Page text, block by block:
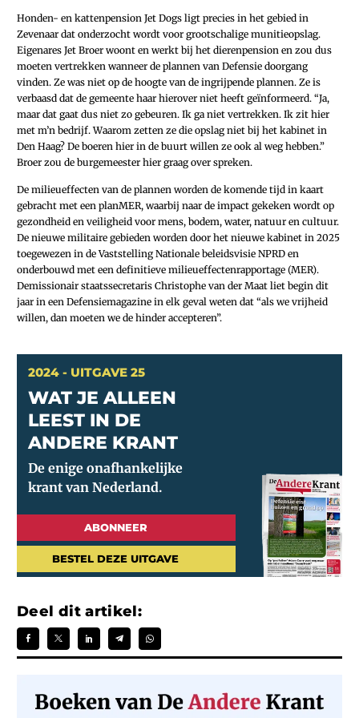
Honden- en kattenpension Jet Dogs ligt precies in het gebied in
Zevenaar dat onderzocht wordt voor grootschalige munitieopslag.
Eigenares Jet Broer woont en werkt bij het dierenpension en zou dus
moeten vertrekken wanneer de plannen van Defensie doorgang
vinden. Ze was niet op de hoogte van de ingrijpende plannen. Ze is
verbaasd dat de gemeente haar hierover niet heeft geïnformeerd. “Ja,
maar dat gaat dus niet zo gebeuren. Ik ga niet vertrekken. Ik zit hier
met m’n bedrijf. Waarom zetten ze die opslag niet bij het kabinet in
Den Haag? De boeren hier in de buurt willen ze ook al weg hebben.”
Broer zou de burgemeester hier graag over spreken.
De milieueffecten van de plannen worden de komende tijd in kaart
gebracht met een planMER, waarbij naar de impact gekeken wordt op
gezondheid en veiligheid voor mens, bodem, water, natuur en cultuur.
De nieuwe militaire gebieden worden door het nieuwe kabinet in 2025
toegewezen in de Vaststelling Nationale beleidsvisie NPRD en
onderbouwd met een definitieve milieueffectenrapportage (MER).
Demissionair staatssecretaris Christophe van der Maat liet begin dit
jaar in een Defensiemagazine in elk geval weten dat “als we vrijheid
willen, dan moeten we de hinder accepteren”.
2024 - UITGAVE 25
WAT JE ALLEEN
LEEST IN DE
ANDERE KRANT
ABONNEER
BESTEL DEZE UITGAVE
Deel dit artikel: